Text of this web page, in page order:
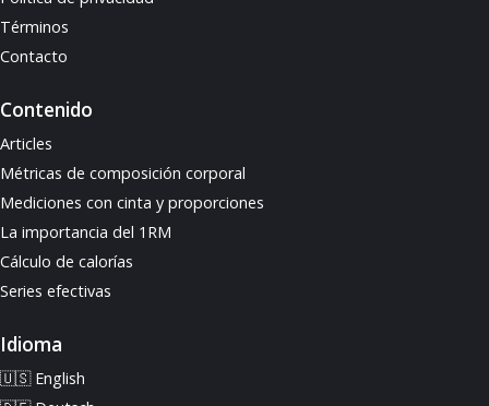
Términos
Contacto
Contenido
Articles
Métricas de composición corporal
Mediciones con cinta y proporciones
La importancia del 1RM
Cálculo de calorías
Series efectivas
Idioma
🇺🇸 English